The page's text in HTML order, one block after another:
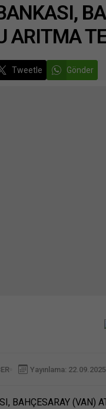
ARITMA
Tweetle Gönder
Yayınlama: 22.09.2025
BAHÇESARAY (VAN)